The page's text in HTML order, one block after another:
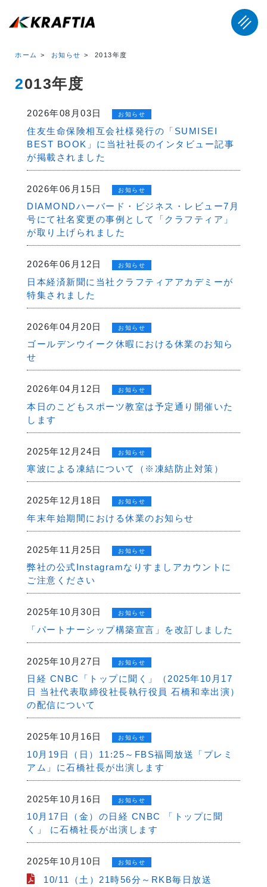
ホーム お知らせ 2013年度
2013年度
2026年08月03日 お知らせ
住友生命保険相互会社様発行の「SUMISEI
BEST BOOK」に当社社長のインタビュー記事
が掲載されました
2026年06月15日 お知らせ
DIAMONDハーバード・ビジネス・レビュー7月
号にて社名変更の事例として「クラフティア」
が取り上げられました
2026年06月12日 お知らせ
日本経済新聞に当社クラフティアアカデミーが
特集されました
2026年04月20日 お知らせ
ゴールデンウイーク休暇における休業のお知ら
せ
2026年04月12日 お知らせ
本日のこどもスポーツ教室は予定通り開催いた
します
2025年12月24日 お知らせ
寒波による凍結について（※凍結防止対策）
2025年12月18日 お知らせ
年末年始期間における休業のお知らせ
2025年11月25日 お知らせ
弊社の公式Instagramなりすましアカウントに
ご注意ください
2025年10月30日 お知らせ
「パートナーシップ構築宣言」を改訂しました
2025年10月27日 お知らせ
日経 CNBC「トップに聞く」（2025年10月17
日 当社代表取締役社長執行役員 石橋和幸出演）
の配信について
2025年10月16日 お知らせ
10月19日（日）11:25～FBS福岡放送「プレミ
アム」に石橋社長が出演します
2025年10月16日 お知らせ
10月17日（金）の日経 CNBC 「トップに聞
く」 に石橋社長が出演します
2025年10月10日 お知らせ
10/11（土）21時56分～RKB毎日放送